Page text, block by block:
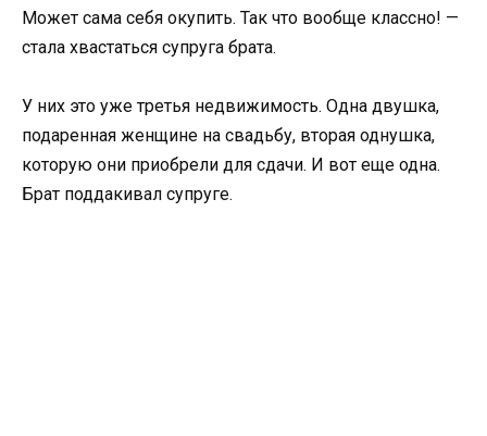
Может сама себя окупить. Так что вообще классно! —
стала хвастаться супруга брата.
У них это уже третья недвижимость. Одна двушка,
подаренная женщине на свадьбу, вторая однушка,
которую они приобрели для сдачи. И вот еще одна.
Брат поддакивал супруге.